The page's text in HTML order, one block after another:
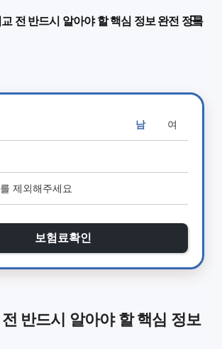
전 반드시 알아야 할 핵심 정보 완전 정복
남 여
보험료확인
반드시 알아야 할 핵심 정보